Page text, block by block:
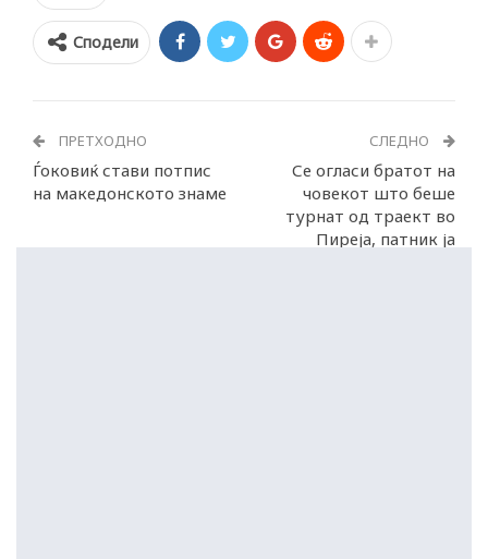
Сподели
ПРЕТХОДНО
Ѓоковиќ стави потпис
на македонското знаме
СЛЕДНО
Се огласи братот на
човекот што беше
турнат од траект во
Пиреја, патник ја